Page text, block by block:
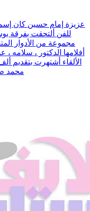
عزيزة إمام حسين كان
للفن ألتحقت بفرقة
مجموعة من الأدوار
أفلامها الدكتور ،
الألقاء أشتهرت بتقديم
محمد